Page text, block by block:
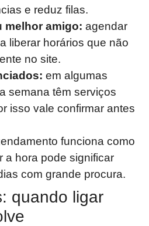
e reduz filas.
melhor amigo: agendar
liberar horários que não
no site.
em algumas
semana têm serviços
isso vale confirmar antes
funciona como
a hora pode significar
com grande procura.
quando ligar